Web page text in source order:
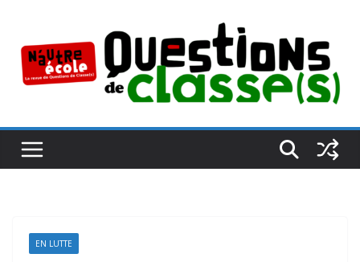
contenu
EN LUTTE